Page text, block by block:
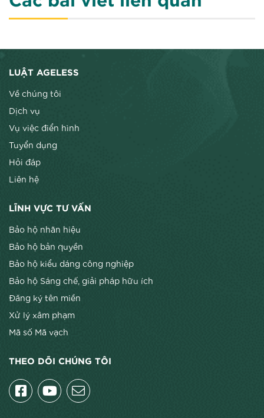
LUẬT AGELESS
Về chúng tôi
Dịch vụ
Vụ việc điển hình
Tuyển dụng
Hỏi đáp
Liên hệ
LĨNH VỰC TƯ VẤN
Bảo hộ nhãn hiệu
Bảo hộ bản quyền
Bảo hộ kiểu dáng công nghiệp
Bảo hộ Sáng chế, giải pháp hữu ích
Đăng ký tên miền
Xử lý xâm phạm
Mã số Mã vạch
THEO DÕI CHÚNG TÔI